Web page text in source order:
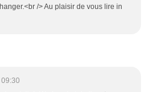
/> Au plaisir de vous lire in